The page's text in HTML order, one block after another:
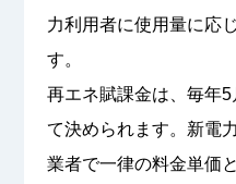
力利用者に使用量に応
す。
再エネ賦課金は、毎年
て決められます。新電
業者で一律の料金単価